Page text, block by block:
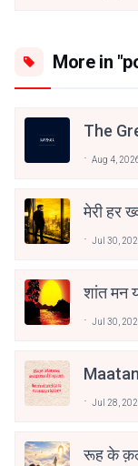
More in
The
Aug 4,
मेरी हर
Jul 30,
शांत मन
Jul 30,
Jul 28,
रूह के